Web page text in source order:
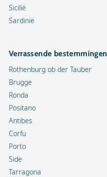
Sicilië
Sardinië
Verrassende bestemmingen
Rothenburg ob der Tauber
Brugge
Ronda
Positano
Antibes
Corfu
Porto
Side
Tarragona